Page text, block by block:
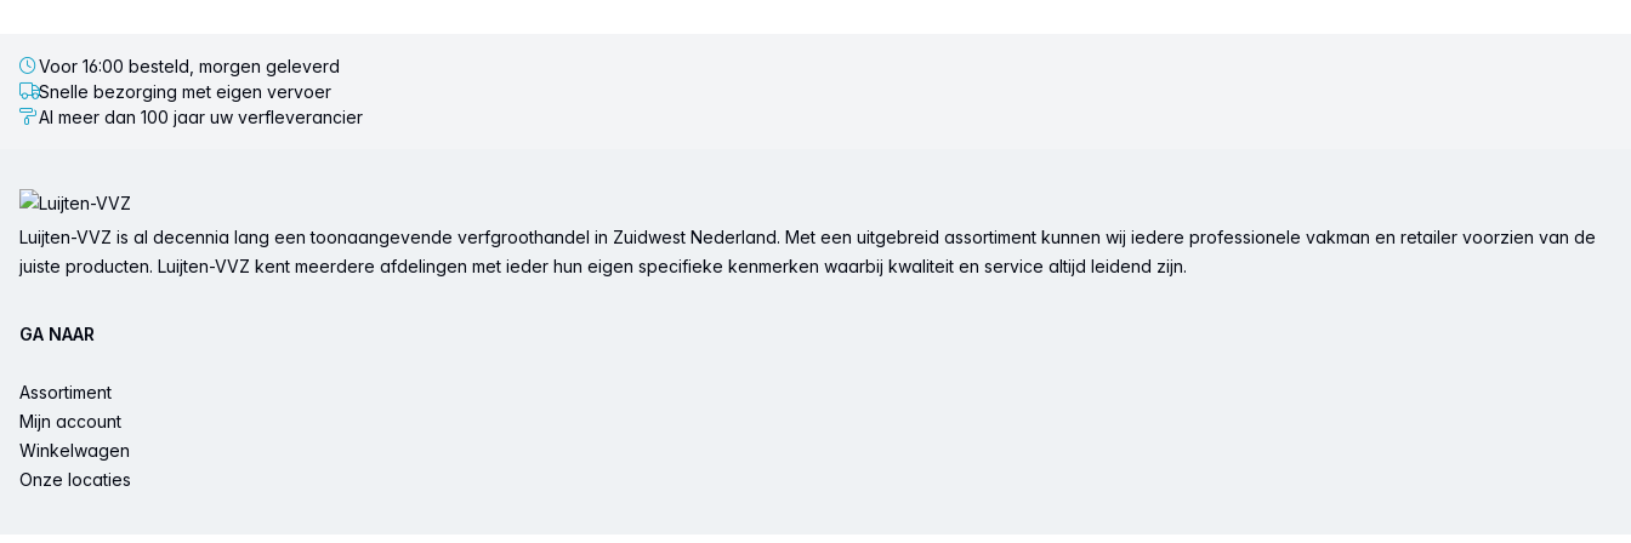
Voor 16:00 besteld, morgen geleverd
Snelle bezorging met eigen vervoer
Al meer dan 100 jaar uw verfleverancier
Luijten-VVZ is al decennia lang een toonaangevende verfgroothandel in Zuidwest Nederland. Met een uitgebreid assortiment kunnen wij iedere professionele vakman en retailer voorzien van de
juiste producten. Luijten-VVZ kent meerdere afdelingen met ieder hun eigen specifieke kenmerken waarbij kwaliteit en service altijd leidend zijn.
GA NAAR
Assortiment
Mijn account
Winkelwagen
Onze locaties